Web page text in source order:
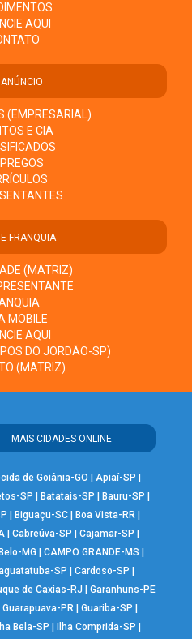
AQUI
(EMPRESARIAL)
E CIA
FRANQUIA
(MATRIZ)
MOBILE
AQUI
DO JORDÃO-SP)
(MATRIZ)
MAIS CIDADES ONLINE
de Goiânia-GO Apiaí-SP
SP Batatais-SP Bauru-SP
Biguaçu-SC Boa Vista-RR
| Cabreúva-SP Cajamar-SP
MG |CAMPO GRANDE-MS
SP Cardoso-SP
de Caxias-RJ
Garanhuns-PE
Guarapuava-PR| Guariba-SP
Ilha Bela-SP Ilha Comprida-SP